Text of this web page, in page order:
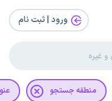
ورود | ثبت‌ نام
منطقه جستجو